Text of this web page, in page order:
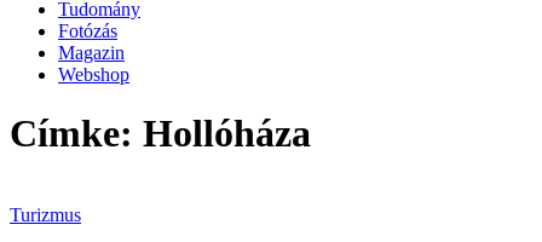
Tudomány
Fotózás
Magazin
Webshop
Címke: Hollóháza
Turizmus